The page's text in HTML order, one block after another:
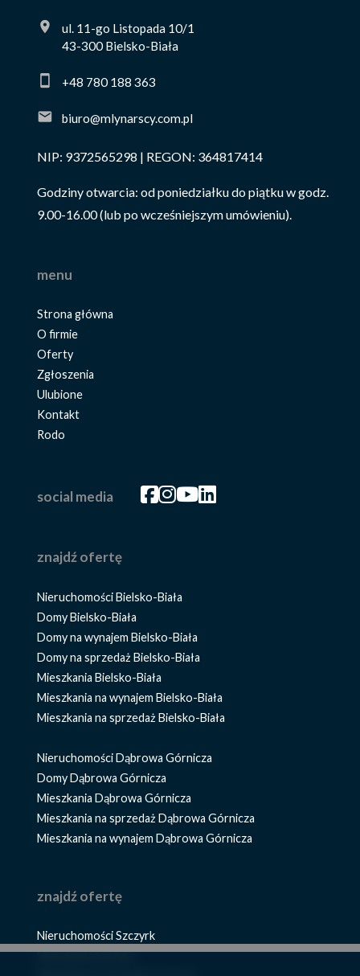
ul. 11-go Listopada 10/1
43-300 Bielsko-Biała
+48 780 188 363
biuro@mlynarscy.com.pl
NIP: 9372565298 | REGON: 364817414
Godziny otwarcia: od poniedziałku do piątku w godz.
9.00-16.00 (lub po wcześniejszym umówieniu).
menu
Strona główna
O firmie
Oferty
Zgłoszenia
Ulubione
Kontakt
Rodo
social media Facebook
Facebook
Facebook
Facebook
znajdź ofertę
Nieruchomości Bielsko-Biała
Domy Bielsko-Biała
Domy na wynajem Bielsko-Biała
Domy na sprzedaż Bielsko-Biała
Mieszkania Bielsko-Biała
Mieszkania na wynajem Bielsko-Biała
Mieszkania na sprzedaż Bielsko-Biała
Nieruchomości Dąbrowa Górnicza
Domy Dąbrowa Górnicza
Mieszkania Dąbrowa Górnicza
Mieszkania na sprzedaż Dąbrowa Górnicza
Mieszkania na wynajem Dąbrowa Górnicza
znajdź ofertę
Nieruchomości Szczyrk
Mieszkania Szczyrk